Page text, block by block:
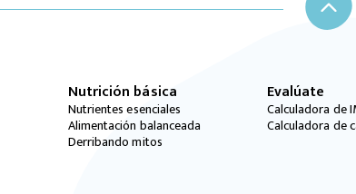
Nutrición básica
Nutrientes esenciales
Alimentación balanceada
Derribando mitos
Evalúate
Calculadora de
Calculadora de